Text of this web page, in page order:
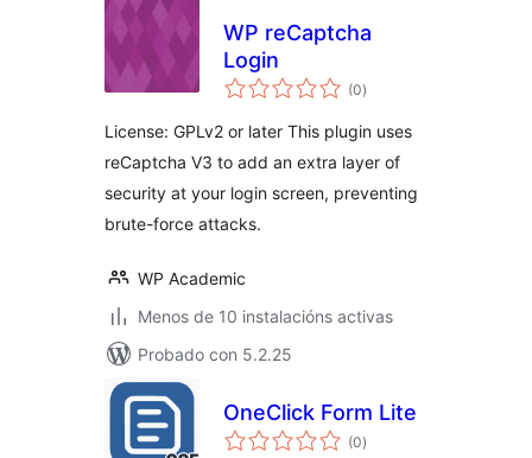
WP reCaptcha
Login
(0valoracións
totais
)
License: GPLv2 or later This plugin uses
reCaptcha V3 to add an extra layer of
security at your login screen, preventing
brute-force attacks.
WP Academic
Menos de 10 instalacións activas
Probado con 5.2.25
OneClick Form Lite
(0valoracións
totais
)